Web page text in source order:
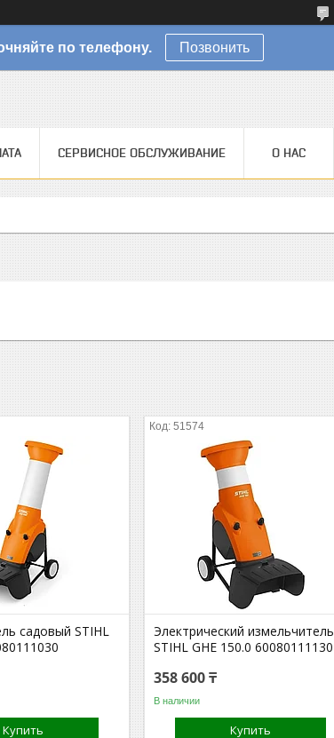
по телефону. Позвонить
СЕРВИСНОЕ ОБСЛУЖИВАНИЕ О НАС
садовый STIHL
Купить
51574
Электрический измельчитель
STIHL GHE 150.0 60080111130
358 600 ₸
В наличии
Купить